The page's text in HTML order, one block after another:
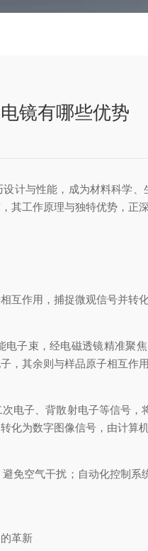
镜有哪些优势
与性能，成为材料科学、
工作原理与独特优势，正
互作用，捕捉微观信号并转
束，经电磁透镜精准聚
，其余则与样品原子相互作
子、背散射电子等信号，
化为数字图像信号，由计算
空气干扰；自动化控制系
革新